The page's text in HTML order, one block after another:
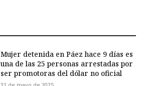
Mujer detenida en Páez hace 9 días es
una de las 25 personas arrestadas por
ser promotoras del dólar no oficial